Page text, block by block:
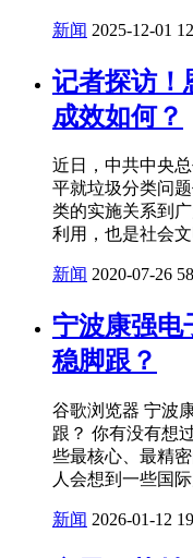
新闻 2025-12-01
记者探访！
成效如何？
近日，中共中央
平就垃圾分类问
类的实施关系到
利用，也是社会
新闻 2020-07-26
宁波康强电
稳脚跟？
谷歌浏览器 宁波
跟？ 你有没有想
些最核心、最精
人会想到一些国
新闻 2026-01-12